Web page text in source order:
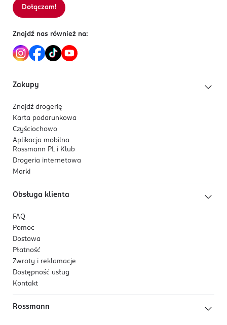
Sortowanie wg
Dołączam!
Znajdź nas również na:
Zakupy
Znajdź drogerię
Karta podarunkowa
Czyściochowo
Aplikacja mobilna
Rossmann PL i Klub
Drogeria internetowa
Marki
Obsługa klienta
FAQ
Pomoc
Dostawa
Płatność
Zwroty i reklamacje
Dostępność usług
Kontakt
Rossmann